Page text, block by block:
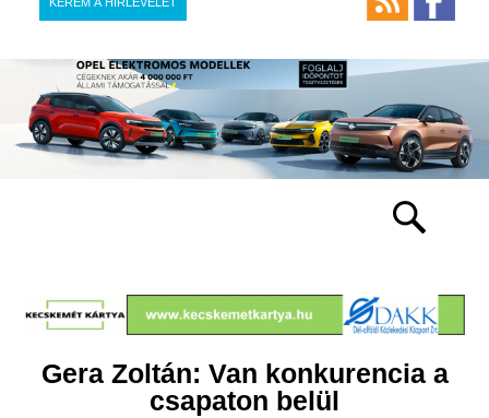
Gera Zoltán: Van konkurencia a
csapaton belül